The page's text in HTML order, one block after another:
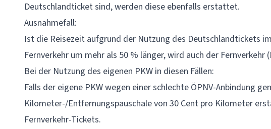
Deutschlandticket sind, werden diese ebenfalls erstattet.
Ausnahmefall:
Ist die Reisezeit aufgrund der Nutzung des Deutschlandtickets
Fernverkehr um mehr als 50 % länger, wird auch der
Bei der Nutzung des eigenen PKW in diesen Fällen:
Falls der eigene PKW wegen einer schlechte ÖPNV-Anbindung
Kilometer-/Entfernungspauschale von 30 Cent pro Kilometer
Fernverkehr-Tickets.